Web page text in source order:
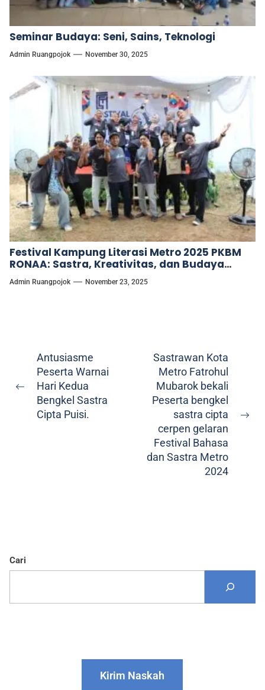
Seminar Budaya: Seni, Sains, Teknologi
Admin Ruangpojok November 30, 2025
Festival Kampung Literasi Metro 2025 PKBM
RONAA: Sastra, Kreativitas, dan Budaya
dalam Satu Ajang
Admin Ruangpojok November 23, 2025
Antusiasme
Peserta Warnai
Hari Kedua
Bengkel Sastra
Cipta Puisi.
Sastrawan Kota
Metro Fatrohul
Mubarok bekali
Peserta bengkel
sastra cipta
cerpen gelaran
Festival Bahasa
dan Sastra Metro
2024
Cari
Kirim Naskah